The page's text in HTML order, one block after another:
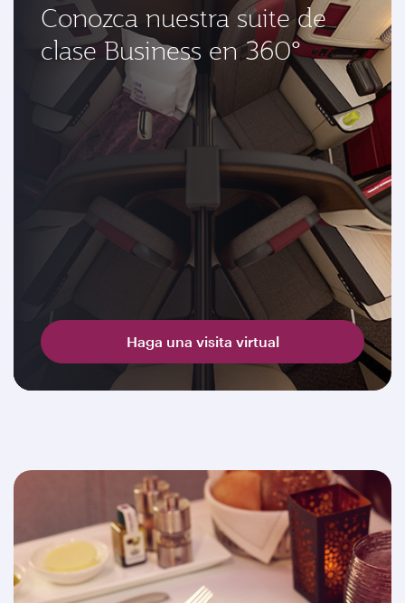
Conozca nuestra suite de
clase Business en 360°
Haga una visita virtual